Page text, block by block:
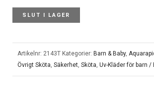
SLUT I LAGER
Artikelnr: 2143T Kategorier: Barn & Baby,
Övrigt Sköta, Säkerhet, Sköta, Uv-Kläder för barn /